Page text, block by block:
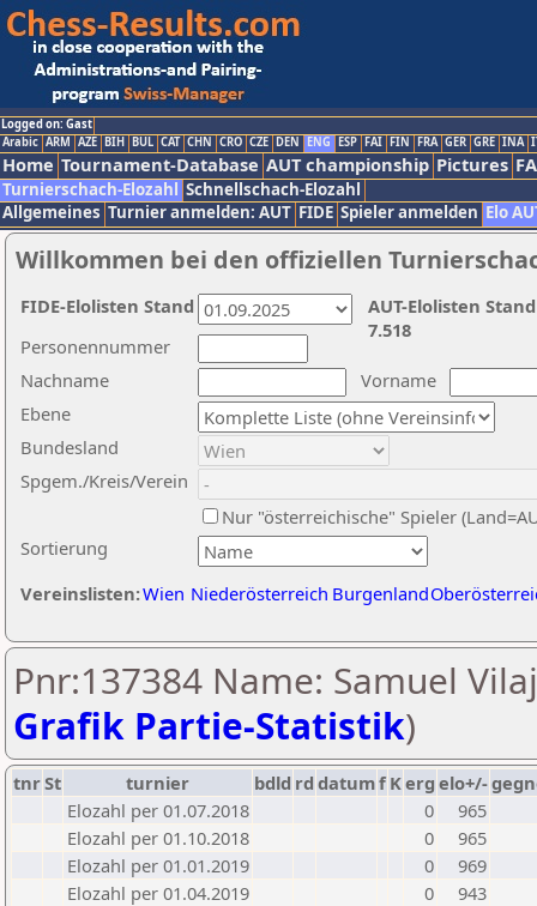
Logged on: Gast
Arabic ARM AZE BIH BUL CAT CHN CRO CZE DEN ENG ESP FAI FIN FRA GER GRE INA
Home Tournament-Database AUT championship Pictures
Turnierschach-Elozahl Schnellschach-Elozahl
Allgemeines Turnier anmelden: AUT FIDE Spieler anmelden Elo
Willkommen bei den offiziellen
Nachname
Vorname
Ebene
Sortierung
Personennummer
Bundesland
Spgem./Kreis/Verein
Nur "österreichische" Spieler
Vereinslisten:Wien Niederösterreich Burgenland
AUT-Elolisten
7.518
FIDE-Elolisten Stand
Pnr:137384 Name: Samuel
Grafik Partie-Statistik)
tnrSt turnier bdld rd datumf Kerg elo+/-
Elozahl per 01.07.2018
0
965
Elozahl per 01.10.2018
0
965
Elozahl per 01.01.2019
0
969
Elozahl per 01.04.2019
0
943